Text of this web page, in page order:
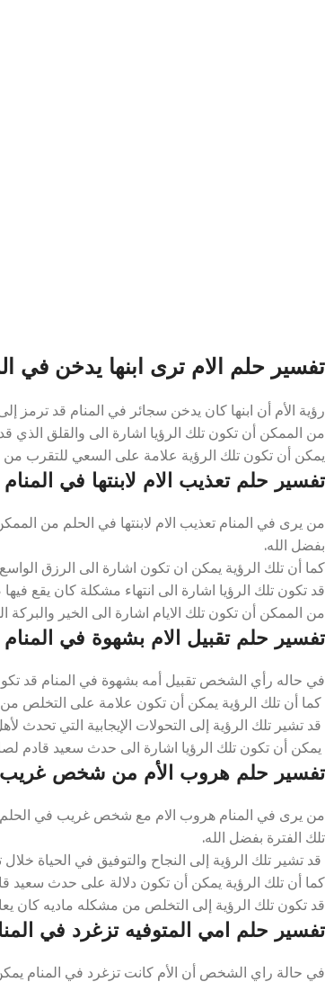
تفسير حلم الام ترى ابنها يدخن في
رؤية الأم أن ابنها كان يدخن سجائر في المنام قد ترمز
من الممكن أن تكون تلك الرؤيا اشارة الى والقلق الذي قد
يمكن أن تكون تلك الرؤية علامة على السعي للتقرب من
تفسير حلم تعذيب الام لابنتها في المنام
من يرى في المنام تعذيب الام لابنتها في الحلم من
بفضل الله.
كما أن تلك الرؤية يمكن ان تكون اشارة الى الرزق
قد تكون تلك الرؤيا اشارة الى انتهاء مشكلة كان يقع
من الممكن أن تكون تلك الايام اشارة الى الخير والبركة
تفسير حلم تقبيل الام بشهوة في المنام
في حاله رأي الشخص تقبيل أمه بشهوة في المنام قد تكون
كما أن تلك الرؤية يمكن أن تكون علامة على التخلص من
قد تشير تلك الرؤية إلى التحولات الإيجابية التي تحدث
يمكن أن تكون تلك الرؤيا اشارة الى حدث سعيد قادم
تفسير حلم هروب الأم من شخص غريب
من يرى في المنام هروب الام مع شخص غريب في الحلم
تلك الفترة بفضل الله.
قد تشير تلك الرؤية إلى النجاح والتوفيق في الحياة خلال
كما أن تلك الرؤية يمكن أن تكون دلالة على حدث سعيد
قد تكون تلك الرؤية إلى التخلص من مشكله ماديه كان
تفسير حلم امي المتوفيه تزغرد في
في حالة راي الشخص أن الأم كانت تزغرد في المنام